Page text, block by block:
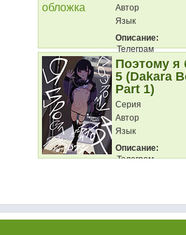
Автор
Язык
Описание:
Телеграм
Поэтому я
5 (Dakara
Part 1)
Серия
Автор
Язык
Описание:
Телеграм